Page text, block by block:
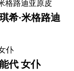
希·米格路迪
代 女仆